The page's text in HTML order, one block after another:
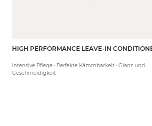
250 ml
HIGH PERFORMANCE LEAVE-IN
Intensive Pflege · Perfekte Kämmbarkeit · Glanz und
Geschmeidigkeit
80 ml